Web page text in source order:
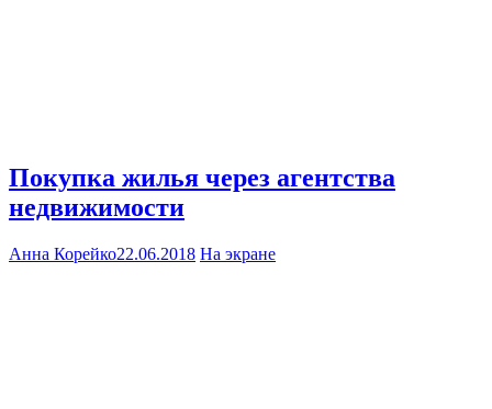
Покупка жилья через агентства
недвижимости
Анна Корейко22.06.2018 На экране